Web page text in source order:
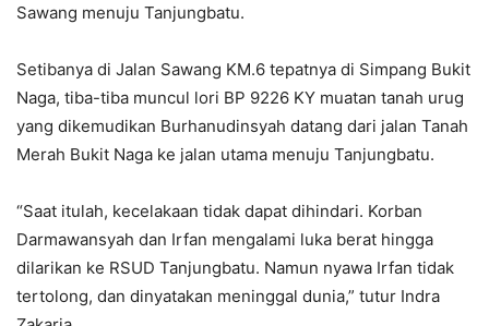
Sawang menuju Tanjungbatu.
Setibanya di Jalan Sawang KM.6 tepatnya di Simpang Bukit
Naga, tiba-tiba muncul lori BP 9226 KY muatan tanah urug
yang dikemudikan Burhanudinsyah datang dari jalan Tanah
Merah Bukit Naga ke jalan utama menuju Tanjungbatu.
“Saat itulah, kecelakaan tidak dapat dihindari. Korban
Darmawansyah dan Irfan mengalami luka berat hingga
dilarikan ke RSUD Tanjungbatu. Namun nyawa Irfan tidak
tertolong, dan dinyatakan meninggal dunia,” tutur Indra